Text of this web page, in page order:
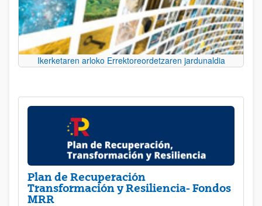
Ikerketaren arloko Errektoreordetzaren jardunaldia
Plan de Recuperación
Transformación y Resiliencia- Fondos
MRR